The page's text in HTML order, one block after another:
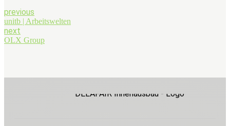
previous
unitb | Arbeitswelten
next
OLX Group